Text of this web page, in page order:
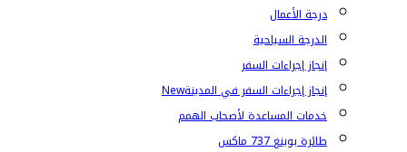
درجة الأعمال
الدرجة السياحية
إنجاز إجراءات السفر
إنجاز إجراءات السفر في المدينةNew
خدمات المساعدة لأصحاب الهمم
طائرة بوينغ 737 ماكس